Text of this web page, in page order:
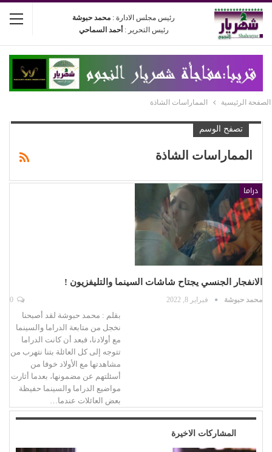
رئيس مجلس الادارة : محمد حبوشة
رئيس التحرير : أحمد السماحي
الصفحة الرئيسية المماراسات الشاذة
تصفح الوسم
المماراسات الشاذة
دراما
الانفجار الجنسي يجتاح شاشات السينما والتليفزيون !
محمد حبوشة فبراير 8, 2022
بقلم : محمد حبوشة لقد أصبحنا
نخجل من متابعة الدراما والسينما
مع أولادنا، فبعد أن كانت الدراما
تتوجه إلى كل العائلة بتنا نتهرب من
مشاهدتها مع الأولاد خوفا من
أسئلتهم عن مضمونها، بعدما أثارت
مواضيع الدراما والسينما حفيظة
بعض العائلات عندما…
المشاركات الاخيرة